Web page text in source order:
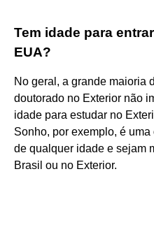
Tem idade para
EUA?
No geral, a grande maioria
doutorado no Exterior não
idade para estudar no
Sonho, por exemplo, é
de qualquer idade e sejam
Brasil ou no Exterior.